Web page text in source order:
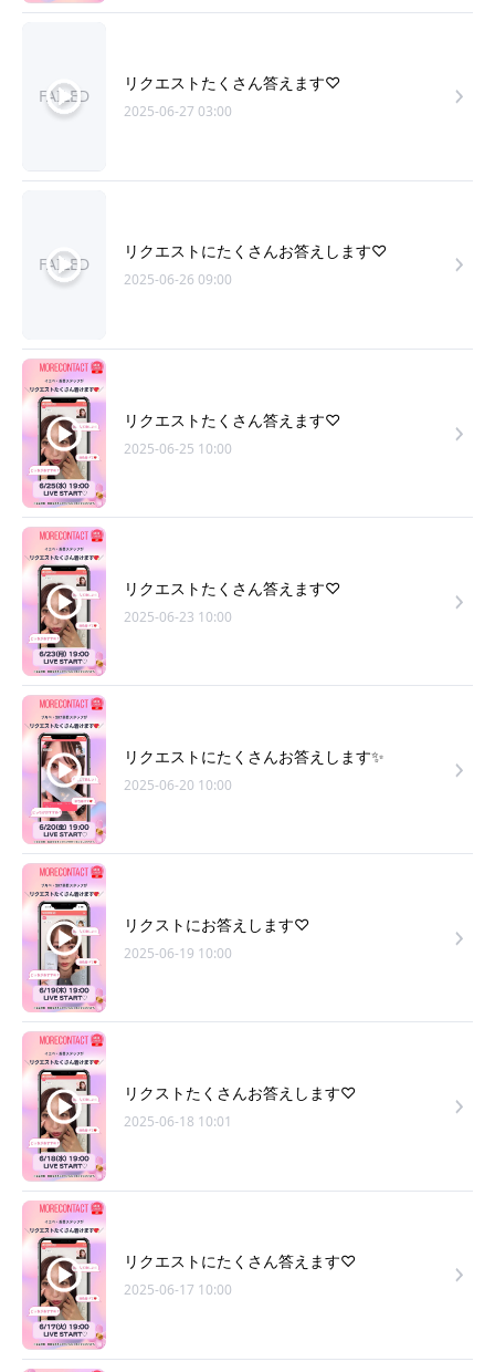
FAILED
リクエストたくさん答えます♡
2025-06-27 03:00
FAILED
リクエストにたくさんお答えします♡
2025-06-26 09:00
リクエストたくさん答えます♡
2025-06-25 10:00
リクエストたくさん答えます♡
2025-06-23 10:00
リクエストにたくさんお答えします✨
2025-06-20 10:00
リクストにお答えします♡
2025-06-19 10:00
リクストたくさんお答えします♡
2025-06-18 10:01
リクエストにたくさん答えます♡
2025-06-17 10:00